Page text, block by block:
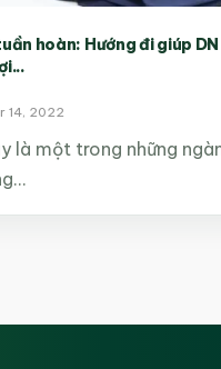
hoàn: Hướng đi giúp
14, 2022
là một trong những